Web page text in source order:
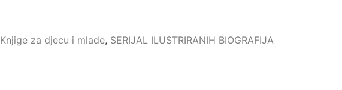
Knjige za djecu i mlade, SERIJAL ILUSTRIRANIH BIOGRAFIJA